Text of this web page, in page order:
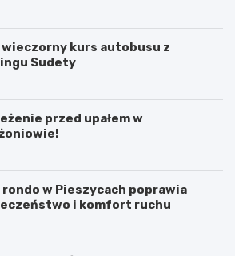
wieczorny kurs autobusu z
Sudety
przed upałem w
rondo w Pieszycach poprawia
i komfort ruchu